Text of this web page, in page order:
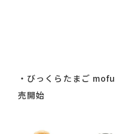
・ びっくらたまご
売開始